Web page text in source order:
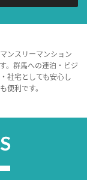
ンスリーマンション
。群馬への連泊・ビジ
社宅としても安心し
便利です。